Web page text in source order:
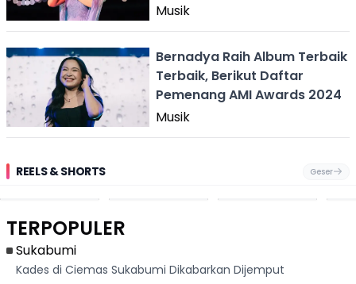
Musik
Bernadya Raih Album Terbaik
Terbaik, Berikut Daftar
Pemenang AMI Awards 2024
Musik
REELS & SHORTS Geser
Pantai
Cikembang,
Dari
Palabuhanratu
TERPOPULER
Sukabumi
Kades di Ciemas Sukabumi Dikabarkan Dijemput